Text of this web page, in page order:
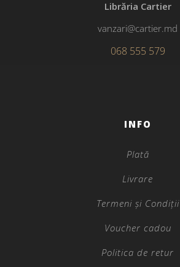
Librăria Cartier
vanzari@cartier.md
068 555 579
INFO
Plată
Livrare
Termeni și Condiții
Voucher cadou
Politica de retur